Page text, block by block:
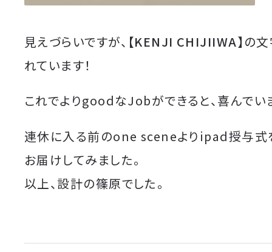
見えづらいですが、 【KENJI CHIJIIWA】 の
れています！
これでよりgoodなJobができると、喜んでい
連休に入る前のone sceneよりipad授与式
お届けしてみました。
以上、設計の篠原でした。